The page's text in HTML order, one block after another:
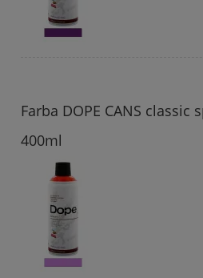
Farba DOPE CANS classic
400ml